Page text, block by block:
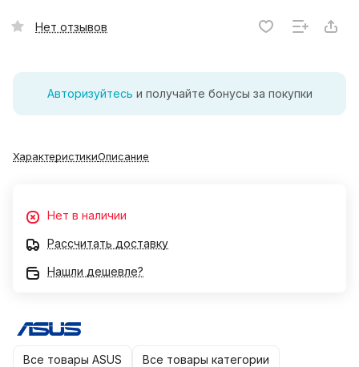
Нет отзывов
Авторизуйтесь и получайте бонусы за покупки
ХарактеристикиОписание
Нет в наличии
Рассчитать доставку
Нашли дешевле?
Все товары ASUS Все товары категории